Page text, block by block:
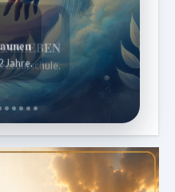
Jahre.